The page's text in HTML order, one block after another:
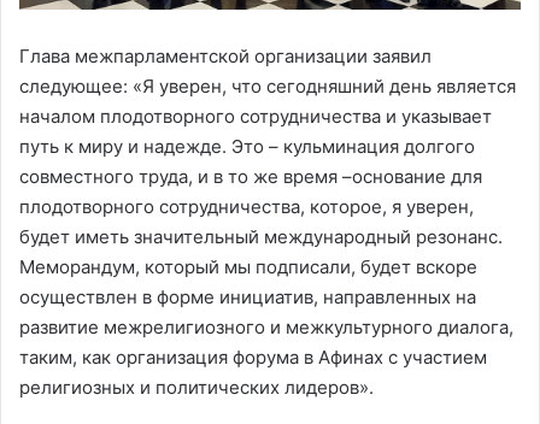
Глава межпарламентской организации заявил
следующее: «Я уверен, что сегодняшний день является
началом плодотворного сотрудничества и указывает
путь к миру и надежде. Это – кульминация долгого
совместного труда, и в то же время –основание для
плодотворного сотрудничества, которое, я уверен,
будет иметь значительный международный резонанс.
Меморандум, который мы подписали, будет вскоре
осуществлен в форме инициатив, направленных на
развитие межрелигиозного и межкультурного диалога,
таким, как организация форума в Афинах с участием
религиозных и политических лидеров».